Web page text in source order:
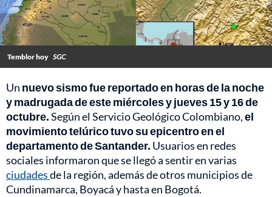
Temblor hoy SGC
Un nuevo sismo fue reportado en horas de la noche
y madrugada de este miércoles y jueves 15 y 16 de
octubre.Según el Servicio Geológico Colombiano,el
movimiento telúrico tuvo su epicentro en el
departamento de Santander. Usuarios en redes
sociales informaron que se llegó a sentir en varias
ciudadesde la región, además de otros municipios de
Cundinamarca, Boyacá y hasta en Bogotá.